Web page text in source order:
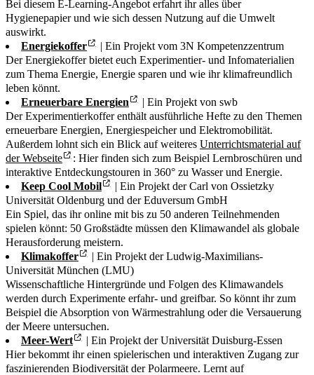
Bei diesem E-Learning-Angebot erfahrt ihr alles über
Hygienepapier und wie sich dessen Nutzung auf die Umwelt
auswirkt.
Energiekoffer
| Ein Projekt vom 3N Kompetenzzentrum
Der Energiekoffer bietet euch Experimentier- und Infomaterialien
zum Thema Energie, Energie sparen und wie ihr klimafreundlich
leben könnt.
Erneuerbare Energien
| Ein Projekt von swb
Der Experimentierkoffer enthält ausführliche Hefte zu den Themen
erneuerbare Energien, Energiespeicher und Elektromobilität.
Außerdem lohnt sich ein Blick auf weiteres Unterrichtsmaterial auf
der Webseite
: Hier finden sich zum Beispiel Lernbroschüren und
interaktive Entdeckungstouren in 360° zu Wasser und Energie.
Keep Cool Mobil
| Ein Projekt der Carl von Ossietzky
Universität Oldenburg und der Eduversum GmbH
Ein Spiel, das ihr online mit bis zu 50 anderen Teilnehmenden
spielen könnt: 50 Großstädte müssen den Klimawandel als globale
Herausforderung meistern.
Klimakoffer
| Ein Projekt der Ludwig-Maximilians-
Universität München (LMU)
Wissenschaftliche Hintergründe und Folgen des Klimawandels
werden durch Experimente erfahr- und greifbar. So könnt ihr zum
Beispiel die Absorption von Wärmestrahlung oder die Versauerung
der Meere untersuchen.
Meer-Wert
| Ein Projekt der Universität Duisburg-Essen
Hier bekommt ihr einen spielerischen und interaktiven Zugang zur
faszinierenden Biodiversität der Polarmeere. Lernt auf